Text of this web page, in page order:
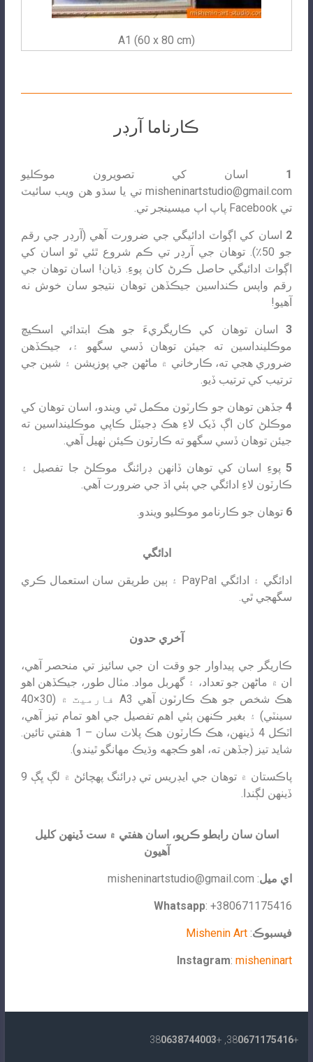
A1 (60 x 80 cm)
ڪارناما آرڊر
1 اسان کي تصويرون موڪليو
misheninartstudio@gmail.comتي يا سڌو هن ويب سائيٽ
تي Facebook پاپ اپ ميسينجر تي.
2 اسان کي اڳواٽ ادائيگي جي ضرورت آهي (آرڊر جي رقم
جو 50٪). توهان جي آرڊر تي ڪم شروع ٿئي ٿو اسان کي
اڳواٽ ادائيگي حاصل ڪرڻ کان پوءِ. ڌيان! اسان توهان جي
رقم واپس ڪنداسين جيڪڏهن توهان نتيجو سان خوش نه
آهيو!
3اسان توهان کي ڪاريگريءَ جو هڪ ابتدائي اسڪيچ
موڪلينداسين ته جيئن توهان ڏسي سگهو ۽، جيڪڏهن
ضروري هجي ته، ڪارخاني ۾ ماڻهن جي پوزيشن ۽ شين جي
ترتيب کي ترتيب ڏيو.
4جڏهن توهان جو ڪارٽون مڪمل ٿي ويندو، اسان توهان کي
موڪلڻ کان اڳ ڏيک لاءِ هڪ ڊجيٽل ڪاپي موڪلينداسين ته
جيئن توهان ڏسي سگهو ته ڪارٽون ڪيئن ٺهيل آهي.
5پوءِ اسان کي توھان ڏانھن ڊرائنگ موڪلڻ جا تفصيل ۽
ڪارٽون لاءِ ادائگي جي ٻئي اڌ جي ضرورت آھي.
6 توھان جو ڪارنامو موڪليو ويندو.
ادائگي
ادائگي ۽ ادائگي PayPal ۽ ٻين طريقن سان استعمال ڪري
سگھجي ٿي.
آخري حدون
ڪاريگر جي پيداوار جو وقت ان جي سائيز تي منحصر آهي،
ان ۾ ماڻهن جو تعداد، ۽ گهربل مواد. مثال طور، جيڪڏهن اهو
هڪ شخص جو هڪ ڪارٽون آهي A3 فارميٽ ۾ (30×40
سينٽي) ۽ بغير ڪنهن ٻئي اهم تفصيل جي اهو تمام تيز آهي،
اٽڪل 4 ڏينهن، هڪ ڪارٽون هڪ پلاٽ سان – 1 هفتي تائين.
شايد تيز (جڏهن ته، اهو ڪجهه وڌيڪ مهانگو ٿيندو).
پاڪستان ۾ توهان جي ايڊريس تي ڊرائنگ پهچائڻ ۾ لڳ ڀڳ 9
ڏينهن لڳندا.
اسان سان رابطو ڪريو، اسان هفتي ۾ ست ڏينهن کليل
آهيون
اي ميل:
misheninartstudio@gmail.com
Whatsapp: +380671175416
فيسبوڪ:
Mishenin Art
Instagram:misheninart
+38
0671175416
, +38
0638744003